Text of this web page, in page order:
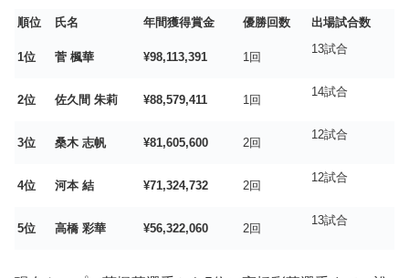
順位 氏名 年間獲得賞金 優勝回数 出場試合数
1位 菅 楓華 ¥98,113,391 1回
13試合
2位 佐久間 朱莉 ¥88,579,411 1回
14試合
3位 桑木 志帆 ¥81,605,600 2回
12試合
4位 河本 結 ¥71,324,732 2回
12試合
5位 高橋 彩華 ¥56,322,060 2回
13試合